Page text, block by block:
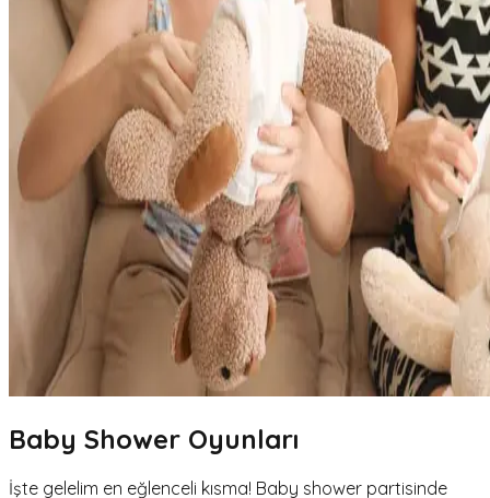
Baby Shower Oyunları
İşte gelelim en eğlenceli kısma! Baby shower partisinde